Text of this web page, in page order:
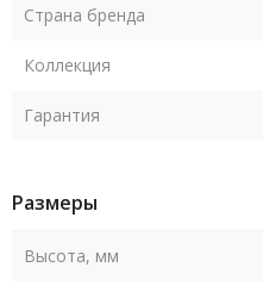
Страна бренда
Коллекция
Гарантия
Размеры
Высота, мм